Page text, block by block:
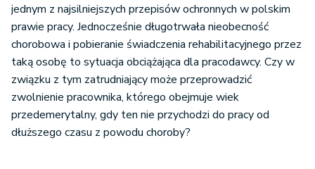
jednym z najsilniejszych przepisów ochronnych w polskim
prawie pracy. Jednocześnie długotrwała nieobecność
chorobowa i pobieranie świadczenia rehabilitacyjnego przez
taką osobę to sytuacja obciążająca dla pracodawcy. Czy w
związku z tym zatrudniający może przeprowadzić
zwolnienie pracownika, którego obejmuje wiek
przedemerytalny, gdy ten nie przychodzi do pracy od
dłuższego czasu z powodu choroby?